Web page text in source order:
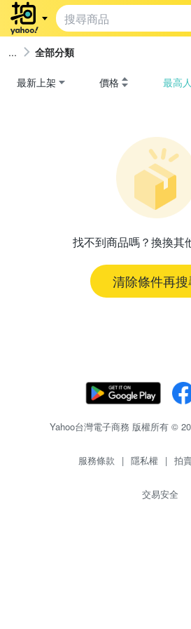
全部分類
最新上架 價格 最高
找不到商品嗎？換換其
清除條件再
Yahoo台灣電子商務 版權所有 ©
服務條款 | 隱私權 | 拍
交易安全